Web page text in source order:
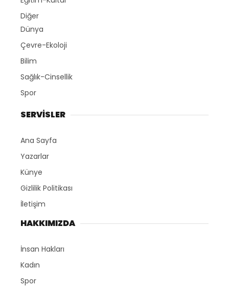
Diğer
Dünya
Çevre-Ekoloji
Bilim
Sağlık-Cinsellik
Spor
SERVİSLER
Ana Sayfa
Yazarlar
Künye
Gizlilik Politikası
İletişim
HAKKIMIZDA
İnsan Hakları
Kadın
Spor